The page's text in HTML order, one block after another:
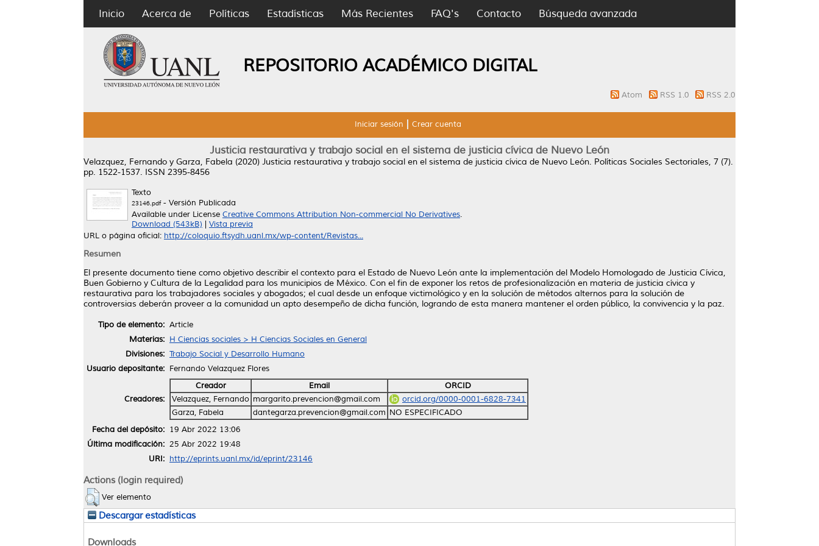
Inicio Acerca de Políticas Estadísticas Más Recientes FAQ's Contacto Búsqueda avanzada
REPOSITORIO ACADÉMICO DIGITAL
Atom RSS 1.0 RSS 2.0
Iniciar sesión Crear cuenta
Justicia restaurativa y trabajo social en el sistema de justicia cívica de Nuevo León
Velazquez, Fernando y Garza, Fabela (2020) Justicia restaurativa y trabajo social en el sistema de justicia cívica de Nuevo León. Políticas Sociales Sectoriales, 7 (7).
pp. 1522-1537. ISSN 2395-8456
Texto
23146.pdf- Versión Publicada
Available under License Creative Commons Attribution Non-commercial No Derivatives.
Download (543kB)
Vista previa
URL o página oficial: http://coloquio.ftsydh.uanl.mx/wp-content/Revistas...
Resumen
El presente documento tiene como objetivo describir el contexto para el Estado de Nuevo León ante la implementación del Modelo Homologado de Justicia Cívica,
Buen Gobierno y Cultura de la Legalidad para los municipios de México. Con el fin de exponer los retos de profesionalización en materia de justicia cívica y
restaurativa para los trabajadores sociales y abogados; el cual desde un enfoque victimológico y en la solución de métodos alternos para la solución de
controversias deberán proveer a la comunidad un apto desempeño de dicha función, logrando de esta manera mantener el orden público, la convivencia y la paz.
Tipo de elemento: Article
Materias: H Ciencias sociales > H Ciencias Sociales en General
Divisiones: Trabajo Social y Desarrollo Humano
Usuario depositante: Fernando Velazquez Flores
Creadores:
Creador Email
ORCID
Velazquez, Fernando margarito.prevencion@gmail.com
orcid.org/0000-0001-6828-7341
Garza, Fabela
dantegarza.prevencion@gmail.com NO ESPECIFICADO
Fecha del depósito: 19 Abr 2022 13:06
Última modificación: 25 Abr 2022 19:48
URI: http://eprints.uanl.mx/id/eprint/23146
Actions (login required)
Ver elemento
Descargar estadísticas
Downloads